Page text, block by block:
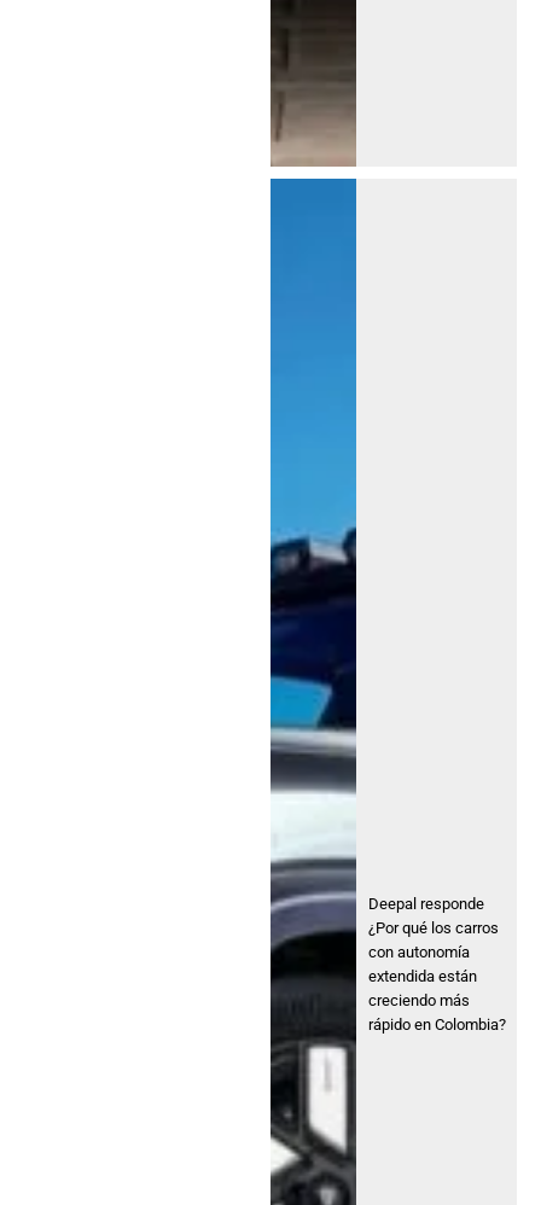
¿Por qué los carros
con autonomía
extendida están
creciendo más
rápido en Colombia?